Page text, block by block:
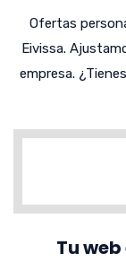
Ofertas
Eivissa.
empresa.
Tu